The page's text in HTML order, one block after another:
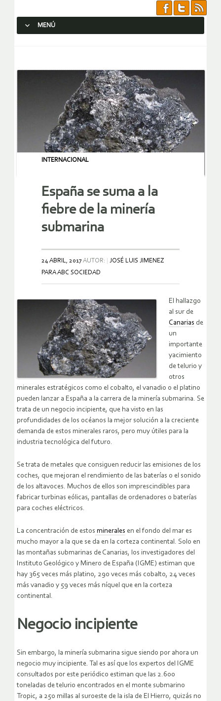
MENÚ
INTERNACIONAL
España se suma a la
fiebre de la minería
submarina
24 ABRIL, 2017AUTOR:
JOSÉ LUIS JIMENEZ
PARA ABC SOCIEDAD
El hallazgo
al sur de
Canarias de
un
importante
yacimiento
de telurio y
otros
minerales estratégicos como el cobalto, el vanadio o el platino
pueden lanzar a España a la carrera de la minería submarina. Se
trata de un negocio incipiente, que ha visto en las
profundidades de los océanos la mejor solución a la creciente
demanda de estos minerales raros, pero muy útiles para la
industria tecnológica del futuro.
Se trata de metales que consiguen reducir las emisiones de los
coches, que mejoran el rendimiento de las baterías o el sonido
de los altavoces. Muchos de ellos son imprescindibles para
fabricar turbinas eólicas, pantallas de ordenadores o baterías
para coches eléctricos.
La concentración de estos minerales en el fondo del mar es
mucho mayor a la que se da en la corteza continental. Solo en
las montañas submarinas de Canarias, los investigadores del
Instituto Geológico y Minero de España (IGME) estiman que
hay 365 veces más platino, 290 veces más cobalto, 24 veces
más vanadio y 59 veces más níquel que en la corteza
continental.
Negocio incipiente
Sin embargo, la minería submarina sigue siendo por ahora un
negocio muy incipiente. Tal es así que los expertos del IGME
consultados por este periódico estiman que las 2.600
toneladas de telurio encontrados en el monte submarino
Tropic, a 250 millas al suroeste de la isla de El Hierro, quizás no